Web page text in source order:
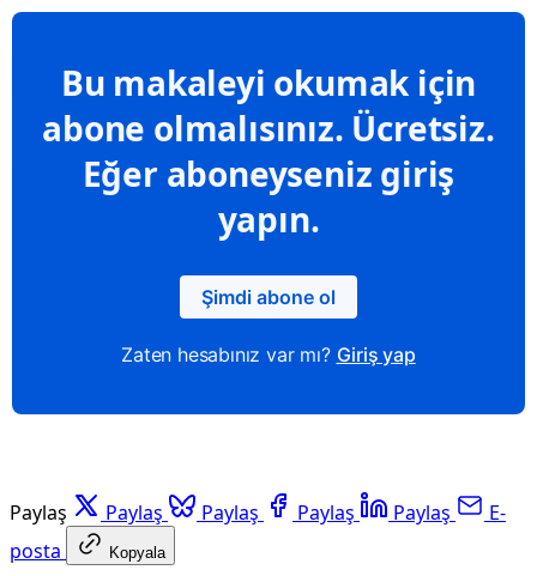
Bu makaleyi okumak için
abone olmalısınız. Ücretsiz.
Eğer aboneyseniz giriş
yapın.
Şimdi abone ol
Zaten hesabınız var mı? Giriş yap
Paylaş Paylaş Paylaş Paylaş Paylaş
E-
posta
Kopyala